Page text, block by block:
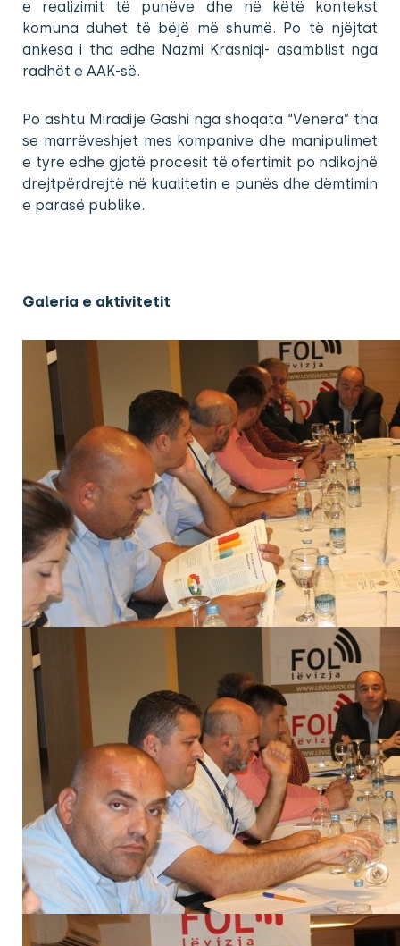
e realizimit të punëve dhe në këtë kontekst
komuna duhet të bëjë më shumë. Po të njëjtat
ankesa i tha edhe Nazmi Krasniqi- asamblist nga
radhët e AAK-së.
Po ashtu Miradije Gashi nga shoqata “Venera” tha
se marrëveshjet mes kompanive dhe manipulimet
e tyre edhe gjatë procesit të ofertimit po ndikojnë
drejtpërdrejtë në kualitetin e punës dhe dëmtimin
e parasë publike.
Galeria e aktivitetit